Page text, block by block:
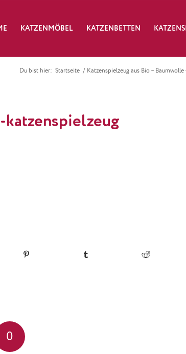
KATZENMÖBEL KATZENBETTEN
Du bist hier: Startseite / Katzenspielzeug aus Bio –
0